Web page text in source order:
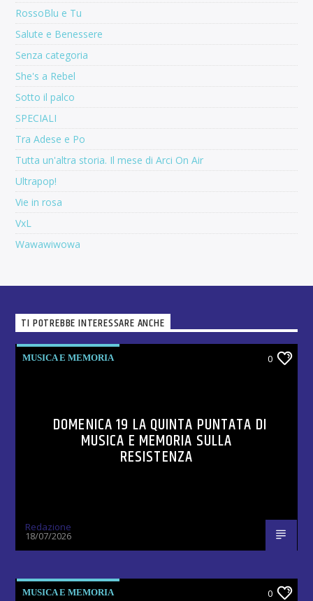
RossoBlu e Tu
Salute e Benessere
Senza categoria
She's a Rebel
Sotto il palco
SPECIALI
Tra Adese e Po
Tutta un'altra storia. Il mese di Arci On Air
Ultrapop!
Vie in rosa
VxL
Wawawiwowa
TI POTREBBE INTERESSARE ANCHE
MUSICA E MEMORIA 0
DOMENICA 19 LA QUINTA PUNTATA DI
MUSICA E MEMORIA SULLA
RESISTENZA
Redazione
18/07/2026
MUSICA E MEMORIA 0